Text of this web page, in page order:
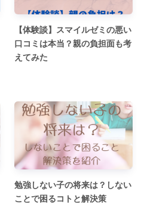
【体験談】スマイルゼミの悪い
口コミは本当？親の負担面も考
えてみた
勉強しない子の将来は？しない
ことで困るコトと解決策